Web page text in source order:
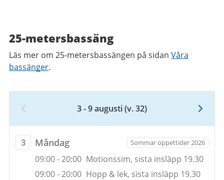
25-metersbassäng
Läs mer om 25-metersbassängen på sidan Våra
bassänger.
Vecka
32,
3
augusti
3 - 9 augusti(v. 32)
3
måndag
3
augusti
Måndag Sommar öppettider 2026
09:00-20:00 Motionssim, sista insläpp 19.30
09:00-20:00 Hopp & lek, sista insläpp 19.30